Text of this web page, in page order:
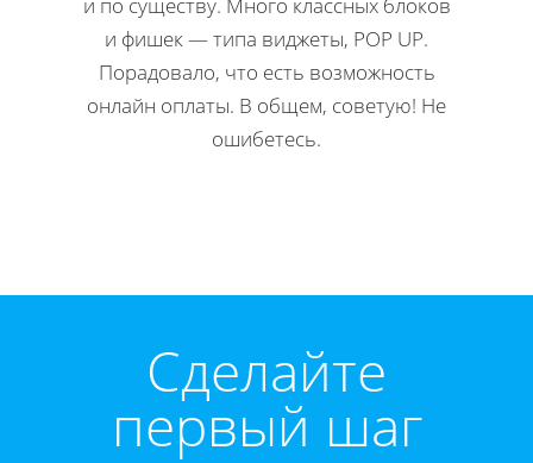
и фишек — типа виджеты, POP UP.
Порадовало, что есть возможность
онлайн оплаты. В общем, советую! Не
ошибетесь.
Cделайте
первый шаг